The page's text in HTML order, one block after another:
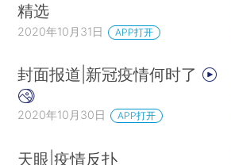
精选
2020年10月31日 APP打开
封面报道|新冠疫情何时了
2020年10月30日 APP打开
天眼|疫情反扑